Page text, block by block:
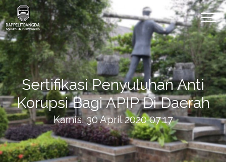
Sertifikasi Penyuluhan Anti
Korupsi Bagi APIP Di Daerah
Kamis, 30 April 2020 07:17